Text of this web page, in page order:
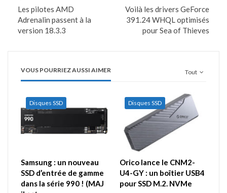
Les pilotes AMD
Adrenalin passent à la
version 18.3.3
Voilà les drivers GeForce
391.24 WHQL optimisés
pour Sea of Thieves
Tout
VOUS POURRIEZ AUSSI AIMER
Disques SSD
Samsung : un nouveau
SSD d’entrée de gamme
dans la série 990 ! (MAJ
Disques SSD
Orico lance le CNM2-
U4-GY : un boîtier USB4
pour SSD M.2. NVMe